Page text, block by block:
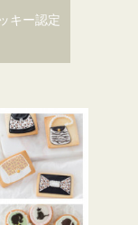
キー認定